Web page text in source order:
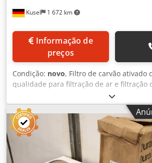
Kusel 1 672 km
preços
Condição: novo, Filtro de carvão ativado
qualidade para filtração de ar e filtração
sistemas de ventilação, climatização e ar
Adequado para a redução de odores e
Fabricante: Camfil Linha de produtos:
CM05/207C Cedpfxozb Nu Ej An Isha
56000101 Construção: filtro cilíndrico
carvão ativado Aplicação: filtração de fase
Execução: filtro cilíndrico CamCarb